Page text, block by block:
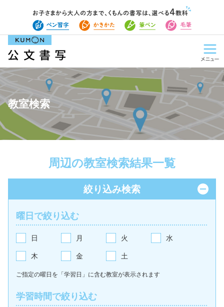
教室検索
周辺の教室検索結果一覧
絞り込み検索
曜日で絞り込む
日 月 火 水
木 金 土
ご指定の曜日を「学習日」に含む教室が表示されます
学習時間で絞り込む